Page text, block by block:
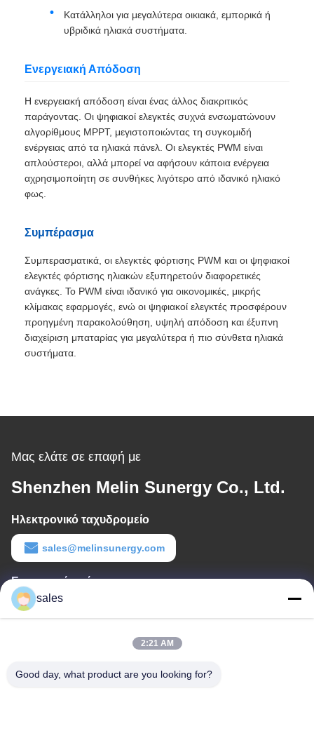
Κατάλληλοι για μεγαλύτερα οικιακά, εμπορικά ή
υβριδικά ηλιακά συστήματα.
Ενεργειακή Απόδοση
Η ενεργειακή απόδοση είναι ένας άλλος διακριτικός
παράγοντας. Οι ψηφιακοί ελεγκτές συχνά ενσωματώνουν
αλγορίθμους MPPT, μεγιστοποιώντας τη συγκομιδή
ενέργειας από τα ηλιακά πάνελ. Οι ελεγκτές PWM είναι
απλούστεροι, αλλά μπορεί να αφήσουν κάποια ενέργεια
αχρησιμοποίητη σε συνθήκες λιγότερο από ιδανικό ηλιακό
φως.
Συμπέρασμα
Συμπερασματικά, οι ελεγκτές φόρτισης PWM και οι ψηφιακοί
ελεγκτές φόρτισης ηλιακών εξυπηρετούν διαφορετικές
ανάγκες. Το PWM είναι ιδανικό για οικονομικές, μικρής
κλίμακας εφαρμογές, ενώ οι ψηφιακοί ελεγκτές προσφέρουν
προηγμένη παρακολούθηση, υψηλή απόδοση και έξυπνη
διαχείριση μπαταρίας για μεγαλύτερα ή πιο σύνθετα ηλιακά
συστήματα.
Μας ελάτε σε επαφή με
Shenzhen Melin Sunergy Co., Ltd.
Ηλεκτρονικό ταχυδρομείο
sales@melinsunergy.com
Εργασιακό χρόνο
8:30-18:00
Δωμάτιο 709, τετράγωνο 2 του Ανμπό.
sales
2:21 AM
Good day, what product are you looking for?